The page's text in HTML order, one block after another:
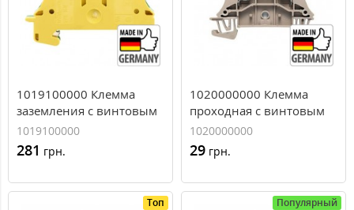
1019100000 Клемма
заземления с винтовым
зажимом Weidmuller WPE
16, 16 мм.кв
1019100000
281 грн.
1020000000 Клемма
проходная с винтовым
зажимом Weidmuller
WDU 2,5, 2,5 мм.кв
1020000000
29 грн.
Топ
Популярный